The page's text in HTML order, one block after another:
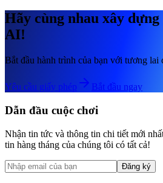
Hãy cùng nhau xây
AI!
Bắt đầu hành trình của bạn với tương lai
Yêu cầu giấy phép Bắt đầu ngay
Dẫn đầu cuộc chơi
Nhận tin tức và thông tin chi tiết mới
tin hàng tháng của chúng tôi có tất cả!
Đăng ký